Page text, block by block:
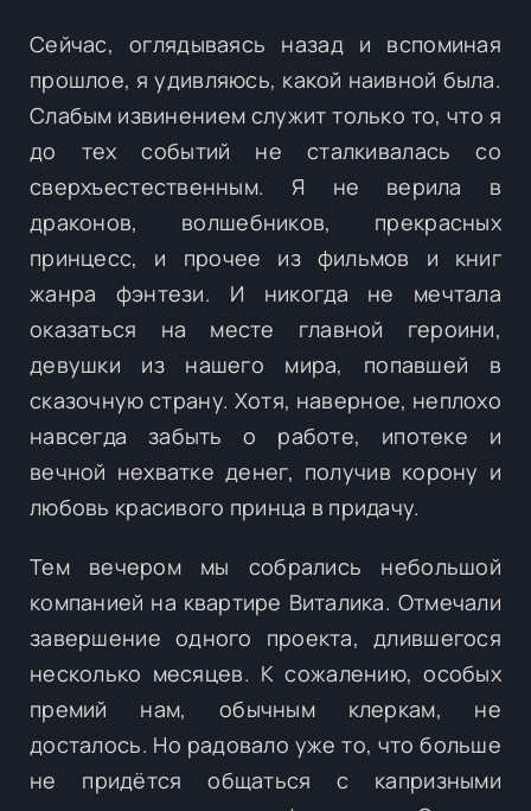
Сейчас, оглядываясь назад и вспоминая
прошлое, я удивляюсь, какой наивной была.
Слабым извинением служит только то, что я
до тех событий не сталкивалась со
сверхъестественным. Я не верила в
драконов, волшебников, прекрасных
принцесс, и прочее из фильмов и книг
жанра фэнтези. И никогда не мечтала
оказаться на месте главной героини,
девушки из нашего мира, попавшей в
сказочную страну. Хотя, наверное, неплохо
навсегда забыть о работе, ипотеке и
вечной нехватке денег, получив корону и
любовь красивого принца в придачу.
Тем вечером мы собрались небольшой
компанией на квартире Виталика. Отмечали
завершение одного проекта, длившегося
несколько месяцев. К сожалению, особых
премий нам, обычным клеркам, не
досталось. Но радовало уже то, что больше
не придётся общаться с капризными